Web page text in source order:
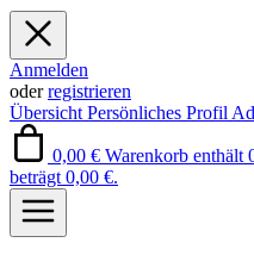
Anmelden
oderregistrieren
Übersicht Persönliches Profil
0,00 € Warenkorb enthält
beträgt 0,00 €.